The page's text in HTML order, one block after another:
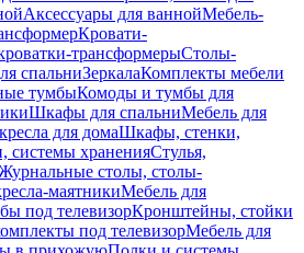
Аксессуары для ваннойМебель-
Кровати-
трансформерыСтолы-
спальниЗеркалаКомплекты мебели
тумбыКомоды и тумбы для
Шкафы для спальниМебель для
для домаШкафы, стенки,
системы храненияСтулья,
столы, столы-
маятникиМебель для
под телевизорКронштейны, стойки
под телевизорМебель для